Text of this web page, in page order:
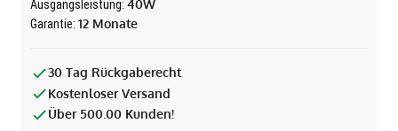
Ausgangsleistung: 40W
Garantie: 12 Monate
30 Tag Rückgaberecht
Kostenloser Versand
Über 500.00 Kunden!